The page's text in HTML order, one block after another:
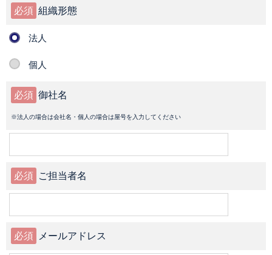
必須 組織形態
法人
個人
必須 御社名
※法人の場合は会社名・個人の場合は屋号を入力してください
必須 ご担当者名
必須 メールアドレス